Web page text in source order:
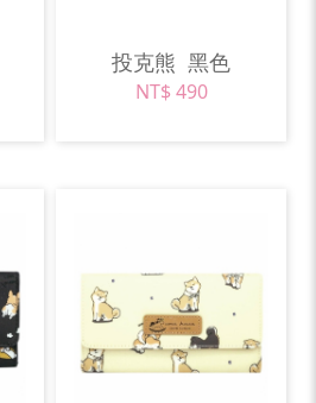
投克熊 黑色
NT$ 490